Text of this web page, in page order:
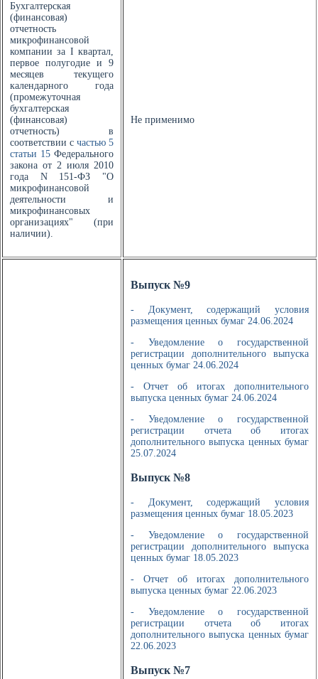
Бухгалтерская
(финансовая)
отчетность
микрофинансовой
компании за I квартал,
первое полугодие и 9
месяцев текущего
календарного года
(промежуточная
бухгалтерская
(финансовая)
отчетность) в
соответствии с частью 5
статьи 15 Федерального
закона от 2 июля 2010
года N 151-ФЗ "О
микрофинансовой
деятельности и
микрофинансовых
организациях" (при
наличии).
Не применимо
Выпуск №9
- Документ, содержащий условия
размещения ценных бумаг 24.06.2024
- Уведомление о государственной
регистрации дополнительного выпуска
ценных бумаг 24.06.2024
- Отчет об итогах дополнительного
выпуска ценных бумаг 24.06.2024
- Уведомление о государственной
регистрации отчета об итогах
дополнительного выпуска ценных бумаг
25.07.2024
Выпуск №8
- Документ, содержащий условия
размещения ценных бумаг 18.05.2023
- Уведомление о государственной
регистрации дополнительного выпуска
ценных бумаг 18.05.2023
- Отчет об итогах дополнительного
выпуска ценных бумаг 22.06.2023
- Уведомление о государственной
регистрации отчета об итогах
дополнительного выпуска ценных бумаг
22.06.2023
Выпуск №7